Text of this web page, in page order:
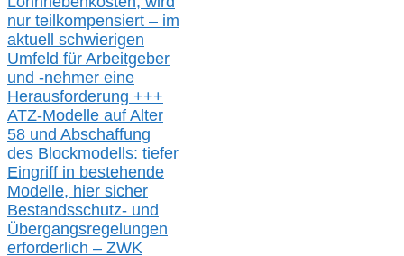
nur teilkompensiert – im
aktuell schwierigen
Umfeld für Arbeitgeber
und -nehmer eine
Herausforderung +++
ATZ-Modelle auf Alter
58 und Abschaffung
des Blockmodells: tiefer
Eingriff in bestehende
Modelle, hier sicher
Bestandsschutz- und
Übergangsregelungen
erforderlich – ZWK